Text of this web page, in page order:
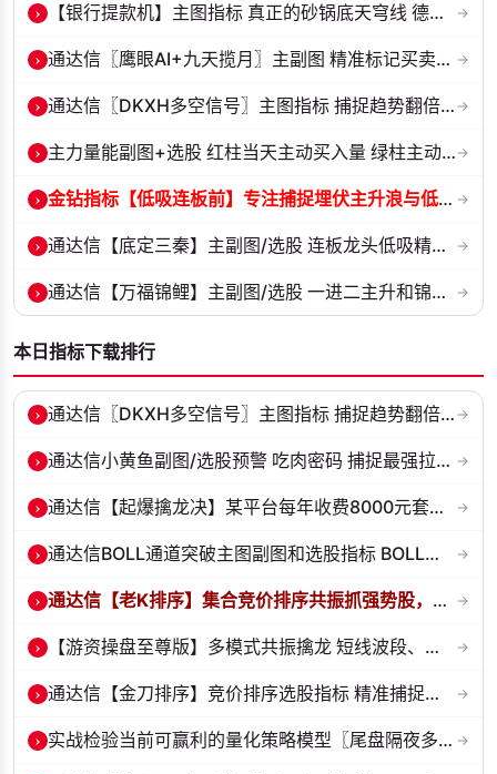
› 【银行提款机】主图指标 真正的砂锅底天穹线 德某通要价10万的主图核心... →
› 通达信〖鹰眼AI+九天揽月〗主副图 精准标记买卖拐点 九维因子共振过滤杂... →
› 通达信〖DKXH多空信号〗主图指标 捕捉趋势翻倍牛股的最佳股票指标公式之... →
› 主力量能副图+选股 红柱当天主动买入量 绿柱主动卖出量→
› 金钻指标【低吸连板前】专注捕捉埋伏主升浪与低吸连板节点 信号全天锁定... →
› 通达信【底定三秦】主副图/选股 连板龙头低吸精准量化 出票少而精 五年... →
› 通达信【万福锦鲤】主副图/选股 一进二主升和锦鲤回调两种模式 源码 →
本日指标下载排行
› 通达信〖DKXH多空信号〗主图指标 捕捉趋势翻倍牛股的最佳股票指标公式之... →
› 通达信小黄鱼副图/选股预警 吃肉密码 捕捉最强拉升段 源码 贴图 →
› 通达信【起爆擒龙决】某平台每年收费8000元套装 指标源码 无未来 →
› 通达信BOLL通道突破主图副图和选股指标 BOLL通达突破追踪主力动向 源码... →
› 通达信【老K排序】集合竞价排序共振抓强势股，超高胜率，十合一排序！ →
› 【游资操盘至尊版】多模式共振擒龙 短线波段、低位抄底、游资启动行情量... →
› 通达信【金刀排序】竞价排序选股指标 精准捕捉强势首板 源码 贴图 →
› 实战检验当前可赢利的量化策略模型〖尾盘隔夜多头承接〗套装指标 源码 ... →